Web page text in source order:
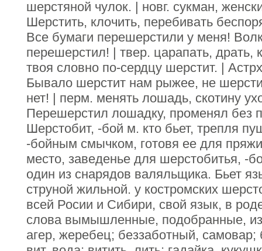
шерстяной чулок. | новг. сукман,
Шерстить, клочить, перебивать
Все бумаги перешерстили у меня!
перешерстил! | твер. царапать, драть,
твоя словно по-сердцу шерстит. |
Бывало шерстит нам рыжее, не
нет! | перм. менять лошадь, скотину
Перешерстил лошадку, променял без
Шерстобит, -бой м. кто бьет, трепля
-бойным смычком, готовя ее для
место, заведенье для шерстобитья, -
один из снарядов валяльщика. Бьет
струной жильной. у костромских
всей Росии и Сибири, свой язык, в
слова вымышленные, подобранные,
агер, жеребец; беззаботный, самовар;